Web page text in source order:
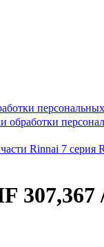
обработки
Rinnai 7 серия R
/